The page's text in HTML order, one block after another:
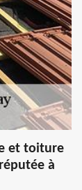
et toiture
à